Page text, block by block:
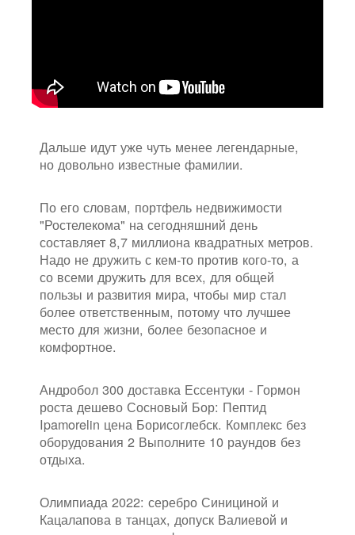
Дальше идут уже чуть менее легендарные,
но довольно известные фамилии.
По его словам, портфель недвижимости
"Ростелекома" на сегодняшний день
составляет 8,7 миллиона квадратных метров.
Надо не дружить с кем-то против кого-то, а
со всеми дружить для всех, для общей
пользы и развития мира, чтобы мир стал
более ответственным, потому что лучшее
место для жизни, более безопасное и
комфортное.
Андробол 300 доставка Ессентуки - Гормон
роста дешево Сосновый Бор: Пептид
Ipamorelin цена Борисоглебск. Комплекс без
оборудования 2 Выполните 10 раундов без
отдыха.
Олимпиада 2022: серебро Синициной и
Кацалапова в танцах, допуск Валиевой и